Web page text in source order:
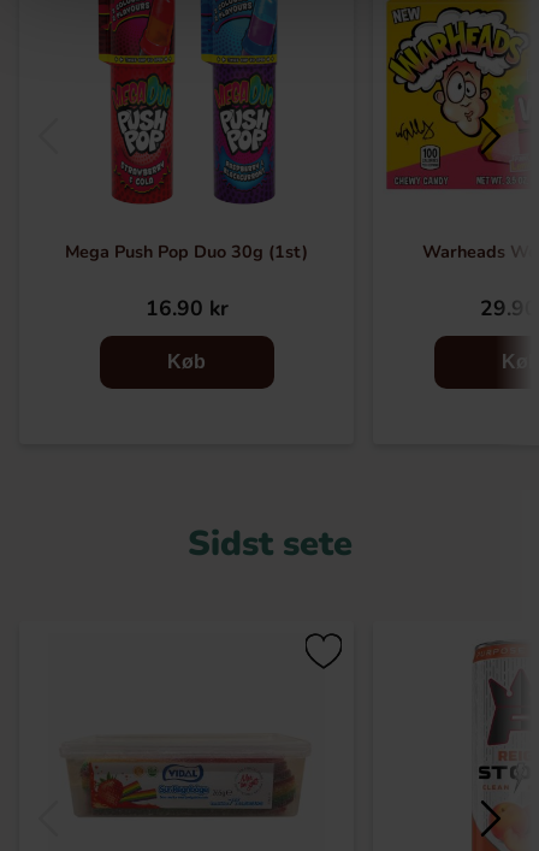
Mega Push Pop Duo 30g (1st)
16.90 kr
Køb
Warheads
Køb
Sidst sete